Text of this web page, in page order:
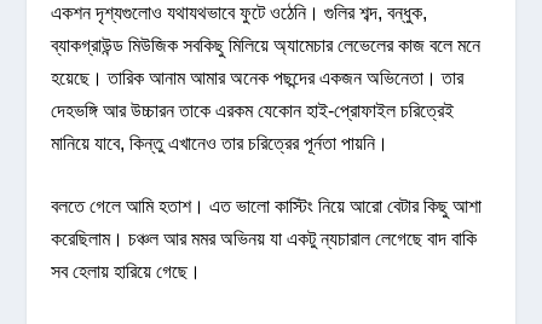
একশন দৃশ্যগুলোও যথাযথভাবে ফুটে ওঠেনি। গুলির শব্দ, বন্ধুক,
ব্যাকগ্রাউন্ড মিউজিক সবকিছু মিলিয়ে অ্যামেচার লেভেলের কাজ বলে মনে
হয়েছে। তারিক আনাম আমার অনেক পছন্দের একজন অভিনেতা। তার
দেহভঙ্গি আর উচ্চারন তাকে এরকম যেকোন হাই-প্রোফাইল চরিত্রেই
মানিয়ে যাবে, কিন্তু এখানেও তার চরিত্রের পূর্নতা পায়নি।
বলতে গেলে আমি হতাশ। এত ভালো কাস্টিং নিয়ে আরো বেটার কিছু আশা
করেছিলাম। চঞ্চল আর মমর অভিনয় যা একটু ন্যচারাল লেগেছে বাদ বাকি
সব হেলায় হারিয়ে গেছে।